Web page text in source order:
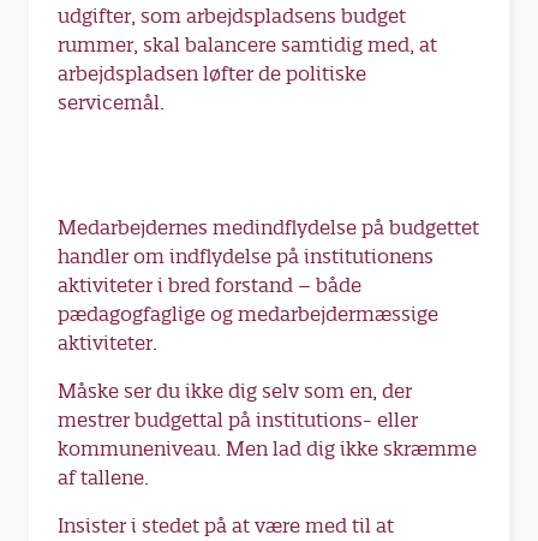
udgifter, som arbejdspladsens budget
rummer, skal balancere samtidig med, at
arbejdspladsen løfter de politiske
servicemål.
Medarbejdernes medindflydelse på budgettet
handler om indflydelse på institutionens
aktiviteter i bred forstand – både
pædagogfaglige og medarbejdermæssige
aktiviteter.
Måske ser du ikke dig selv som en, der
mestrer budgettal på institutions- eller
kommuneniveau. Men lad dig ikke skræmme
af tallene.
Insister i stedet på at være med til at